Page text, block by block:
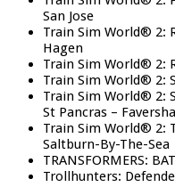
San Jose
Train Sim World® 2:
Hagen
Train Sim World® 2:
Train Sim World® 2:
Train Sim World® 2:
St Pancras –
Train Sim World® 2:
Saltburn-By-The-Sea
TRANSFORMERS:
Trollhunters: